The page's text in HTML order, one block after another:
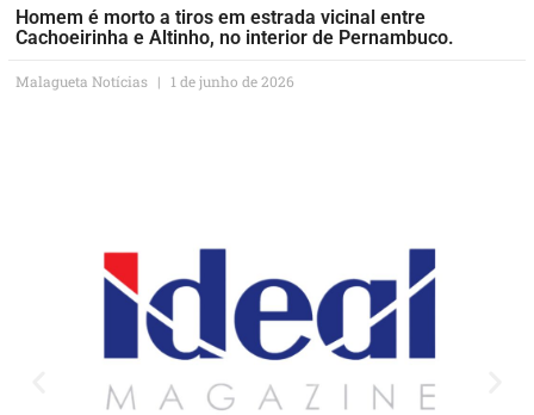
Homem é morto a tiros em estrada vicinal entre
Cachoeirinha e Altinho, no interior de Pernambuco.
Malagueta Notícias 1 de junho de 2026